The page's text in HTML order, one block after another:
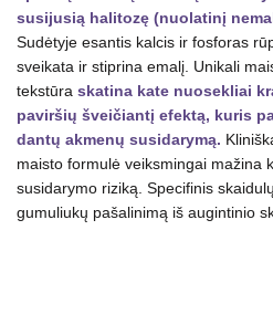
susijusią halitozę (nuolatinį
Sudėtyje esantis kalcis ir fosforas
sveikata ir stiprina emalį. Unikali
tekstūra skatina kate nuosekliai
paviršių šveičiantį efektą, kuris
dantų akmenų susidarymą.
maisto formulė veiksmingai mažina
susidarymo riziką. Specifinis
gumuliukų pašalinimą iš augintinio